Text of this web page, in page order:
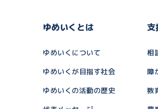
ゆめいくとは
ゆめいくについて
ゆめいくが目指す社会
ゆめいくの活動の歴史
支
相
障
教